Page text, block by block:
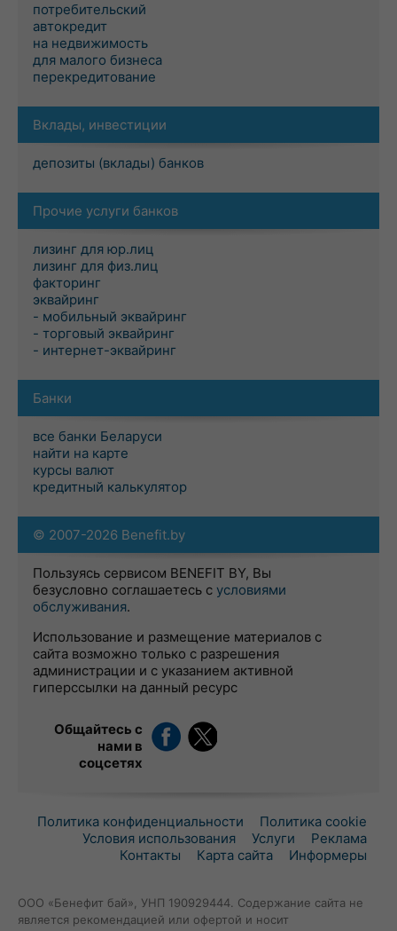
потребительский
автокредит
на недвижимость
для малого бизнеса
перекредитование
Вклады, инвестиции
депозиты (вклады) банков
Прочие услуги банков
лизинг для юр.лиц
лизинг для физ.лиц
факторинг
эквайринг
- мобильный эквайринг
- торговый эквайринг
- интернет-эквайринг
Банки
все банки Беларуси
найти на карте
курсы валют
кредитный калькулятор
© 2007-2026 Benefit.by
Пользуясь сервисом BENEFIT BY, Вы
безусловно соглашаетесь с условиями
обслуживания.
Использование и размещение материалов с
сайта возможно только с разрешения
администрации и с указанием активной
гиперссылки на данный ресурс
Общайтесь с
нами в
соцсетях
Политика конфиденциальности
Политика cookie
Условия использования
Услуги
Реклама
Контакты
Карта сайта Информеры
ООО «Бенефит бай», УНП 190929444. Содержание сайта не
является рекомендацией или офертой и носит